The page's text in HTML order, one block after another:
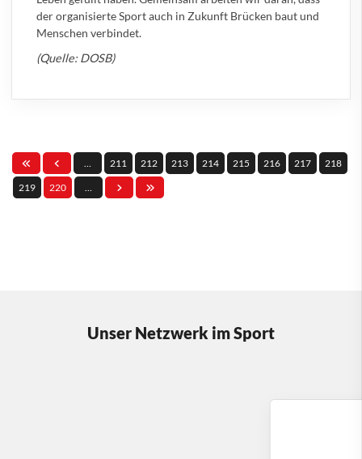
der organisierte Sport auch in Zukunft Brücken baut und
Menschen verbindet.
(Quelle: DOSB)
211 212 213 214 215 216 217 218
219 220
Unser Netzwerk im Sport